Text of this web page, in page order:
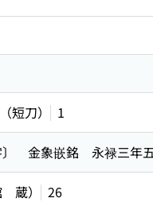
を検索
短刀） 1
象嵌銘 永禄三年
） 26